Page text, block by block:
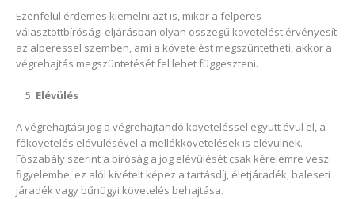
Ezenfelül érdemes kiemelni azt is, mikor a felperes
választottbírósági eljárásban olyan összegű követelést érvényesít
az alperessel szemben, ami a követelést megszüntetheti, akkor a
végrehajtás megszüntetését fel lehet függeszteni.
Elévülés
A végrehajtási jog a végrehajtandó követeléssel együtt évül el, a
főkövetelés elévülésével a mellékkövetelések is elévülnek.
Főszabály szerint a bíróság a jog elévülését csak kérelemre veszi
figyelembe, ez alól kivételt képez a tartásdíj, életjáradék, baleseti
járadék vagy bűnügyi követelés behajtása.